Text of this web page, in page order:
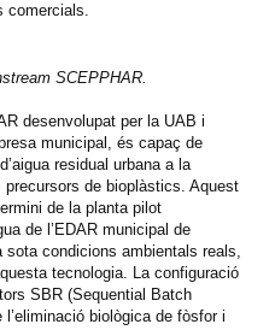
comercials.
SCEPPHAR.
desenvolupat per la UAB i
municipal, és capaç de
residual urbana a la
de bioplàstics. Aquest
de la planta pilot
de l’EDAR municipal de
sota condicions ambientals reals,
tecnologia. La configuració
SBR (Sequential Batch
biològica de fòsfor i